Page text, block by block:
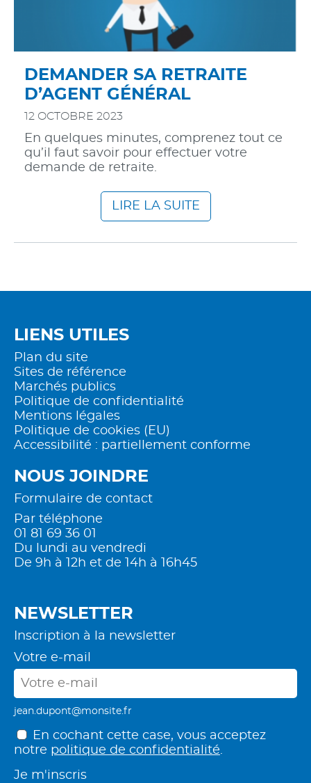
DEMANDER SA RETRAITE
D’AGENT GÉNÉRAL
12 OCTOBRE 2023
En quelques minutes, comprenez tout ce
qu’il faut savoir pour effectuer votre
demande de retraite.
LIRE LA SUITE
LIENS UTILES
Plan du site
Sites de référence
Marchés publics
Politique de confidentialité
Mentions légales
Politique de cookies (EU)
Accessibilité : partiellement conforme
NOUS JOINDRE
Formulaire de contact
Par téléphone
01 81 69 36 01
Du lundi au vendredi
De 9h à 12h et de 14h à 16h45
NEWSLETTER
Inscription à la newsletter
Votre e-mail
jean.dupont@monsite.fr
En cochant cette case, vous acceptez
notre politique de confidentialité
Je m'inscris